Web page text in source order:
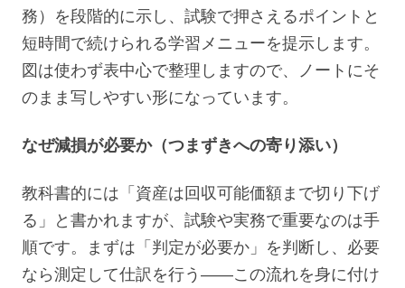
務）を段階的に示し、試験で押さえるポイントと
短時間で続けられる学習メニューを提示します。
図は使わず表中心で整理しますので、ノートにそ
のまま写しやすい形になっています。
なぜ減損が必要か（つまずきへの寄り添い）
教科書的には「資産は回収可能価額まで切り下げ
る」と書かれますが、試験や実務で重要なのは手
順です。まずは「判定が必要か」を判断し、必要
なら測定して仕訳を行う――この流れを身に付け